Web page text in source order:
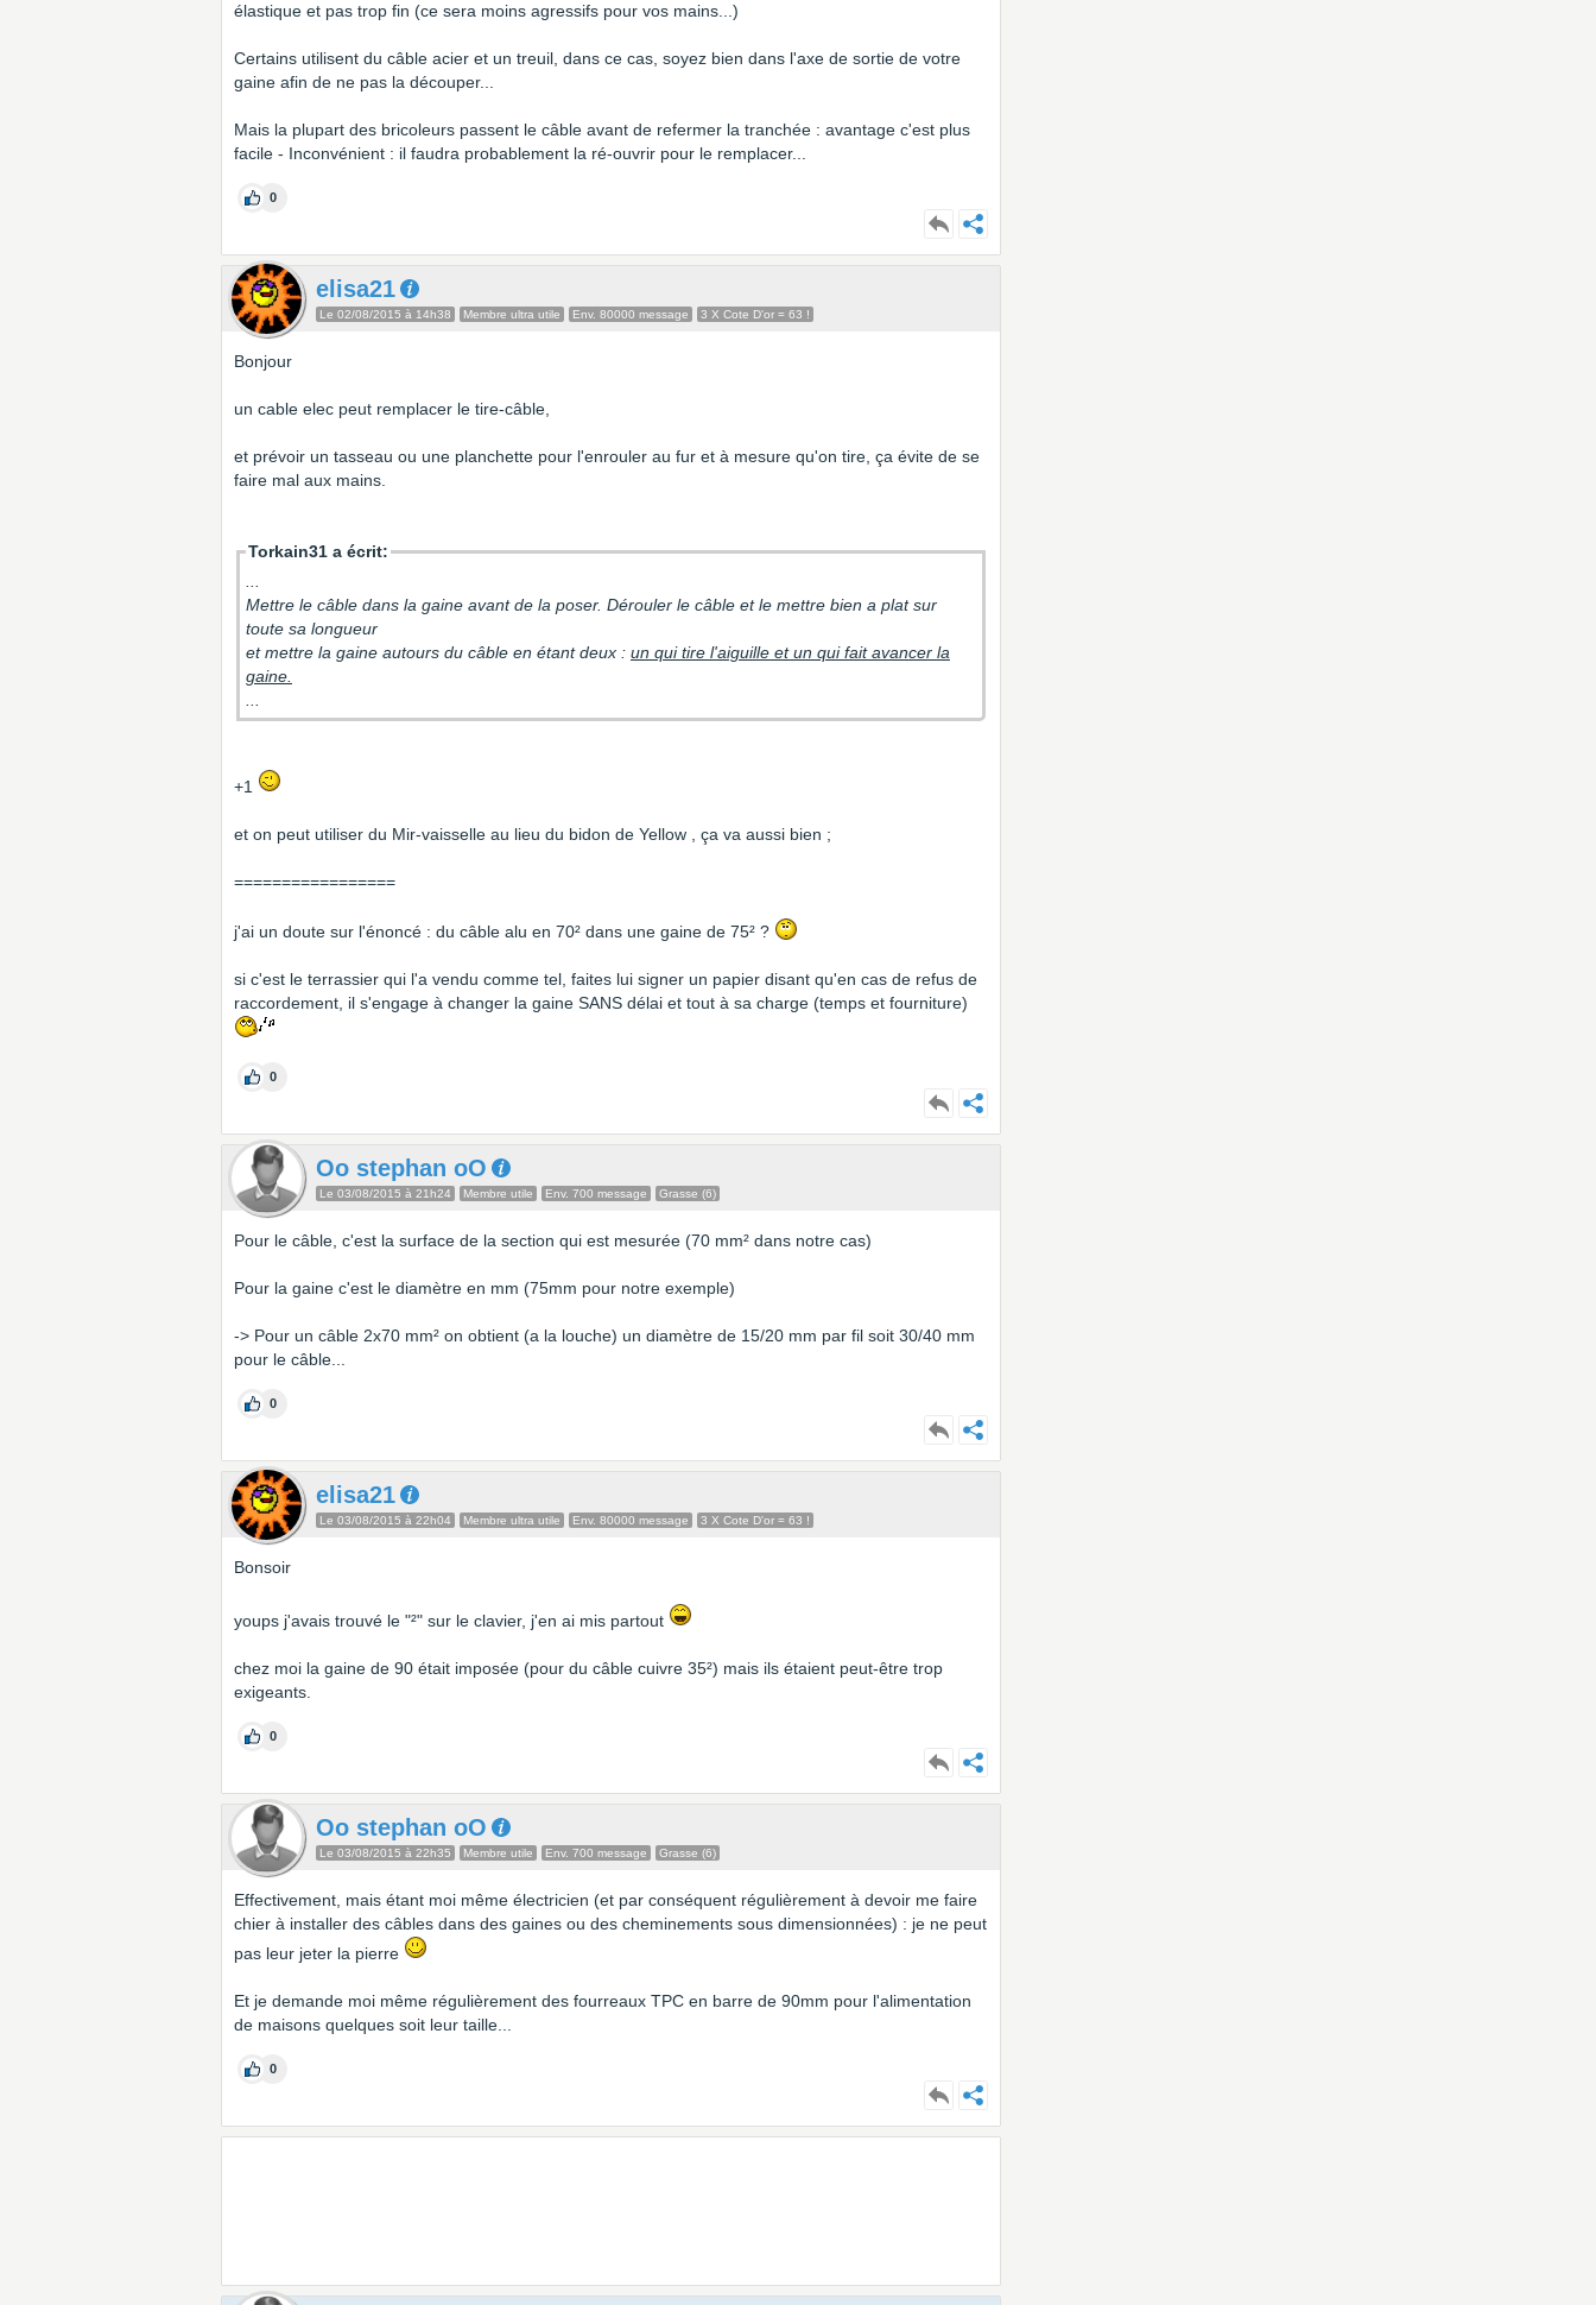
élastique et pas trop fin (ce sera moins agressifs pour vos mains...)
Certains utilisent du câble acier et un treuil, dans ce cas, soyez bien dans l'axe de sortie de votre
gaine afin de ne pas la découper...
Mais la plupart des bricoleurs passent le câble avant de refermer la tranchée : avantage c'est plus
facile - Inconvénient : il faudra probablement la ré-ouvrir pour le remplacer...
0
elisa21
Le 02/08/2015 à 14h38 Membre ultra utile Env. 80000 message 3 X Cote D'or = 63 !
Bonjour
un cable elec peut remplacer le tire-câble,
et prévoir un tasseau ou une planchette pour l'enrouler au fur et à mesure qu'on tire, ça évite de se
faire mal aux mains.
Torkain31 a écrit:
Mettre le câble dans la gaine avant de la poser. Dérouler le câble et le mettre bien a plat sur
toute sa longueur
et mettre la gaine autours du câble en étant deux : un qui tire l'aiguille et un qui fait avancer la
gaine.
+1
et on peut utiliser du Mir-vaisselle au lieu du bidon de Yellow , ça va aussi bien ;
=================
j'ai un doute sur l'énoncé : du câble alu en 70² dans une gaine de 75² ?
si c'est le terrassier qui l'a vendu comme tel, faites lui signer un papier disant qu'en cas de refus de
raccordement, il s'engage à changer la gaine SANS délai et tout à sa charge (temps et fourniture)
0
Oo stephan oO
Le 03/08/2015 à 21h24 Membre utile Env. 700 message Grasse (6)
Pour le câble, c'est la surface de la section qui est mesurée (70 mm² dans notre cas)
Pour la gaine c'est le diamètre en mm (75mm pour notre exemple)
-> Pour un câble 2x70 mm² on obtient (a la louche) un diamètre de 15/20 mm par fil soit 30/40 mm
pour le câble...
0
elisa21
Le 03/08/2015 à 22h04 Membre ultra utile Env. 80000 message 3 X Cote D'or = 63 !
Bonsoir
youps j'avais trouvé le "²" sur le clavier, j'en ai mis partout
chez moi la gaine de 90 était imposée (pour du câble cuivre 35²) mais ils étaient peut-être trop
exigeants.
0
Oo stephan oO
Le 03/08/2015 à 22h35 Membre utile Env. 700 message Grasse (6)
Effectivement, mais étant moi même électricien (et par conséquent régulièrement à devoir me faire
chier à installer des câbles dans des gaines ou des cheminements sous dimensionnées) : je ne peut
pas leur jeter la pierre
Et je demande moi même régulièrement des fourreaux TPC en barre de 90mm pour l'alimentation
de maisons quelques soit leur taille...
0